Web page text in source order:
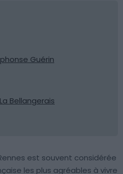
Guérin
Bellangerais
est souvent considérée
les plus agréables à vivre